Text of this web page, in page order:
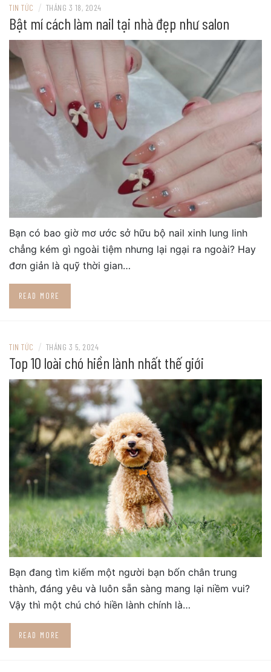
TIN TỨC / THÁNG 3 18, 2024
Bật mí cách làm nail tại nhà đẹp như salon
Bạn có bao giờ mơ ước sở hữu bộ nail xinh lung linh
chẳng kém gì ngoài tiệm nhưng lại ngại ra ngoài? Hay
đơn giản là quỹ thời gian…
READ MORE
TIN TỨC / THÁNG 3 5, 2024
Top 10 loài chó hiền lành nhất thế giới
Bạn đang tìm kiếm một người bạn bốn chân trung
thành, đáng yêu và luôn sẵn sàng mang lại niềm vui?
Vậy thì một chú chó hiền lành chính là…
READ MORE